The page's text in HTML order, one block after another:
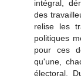
intégral,
des
relise les
politiques
pour ces
qu'une,
électoral.